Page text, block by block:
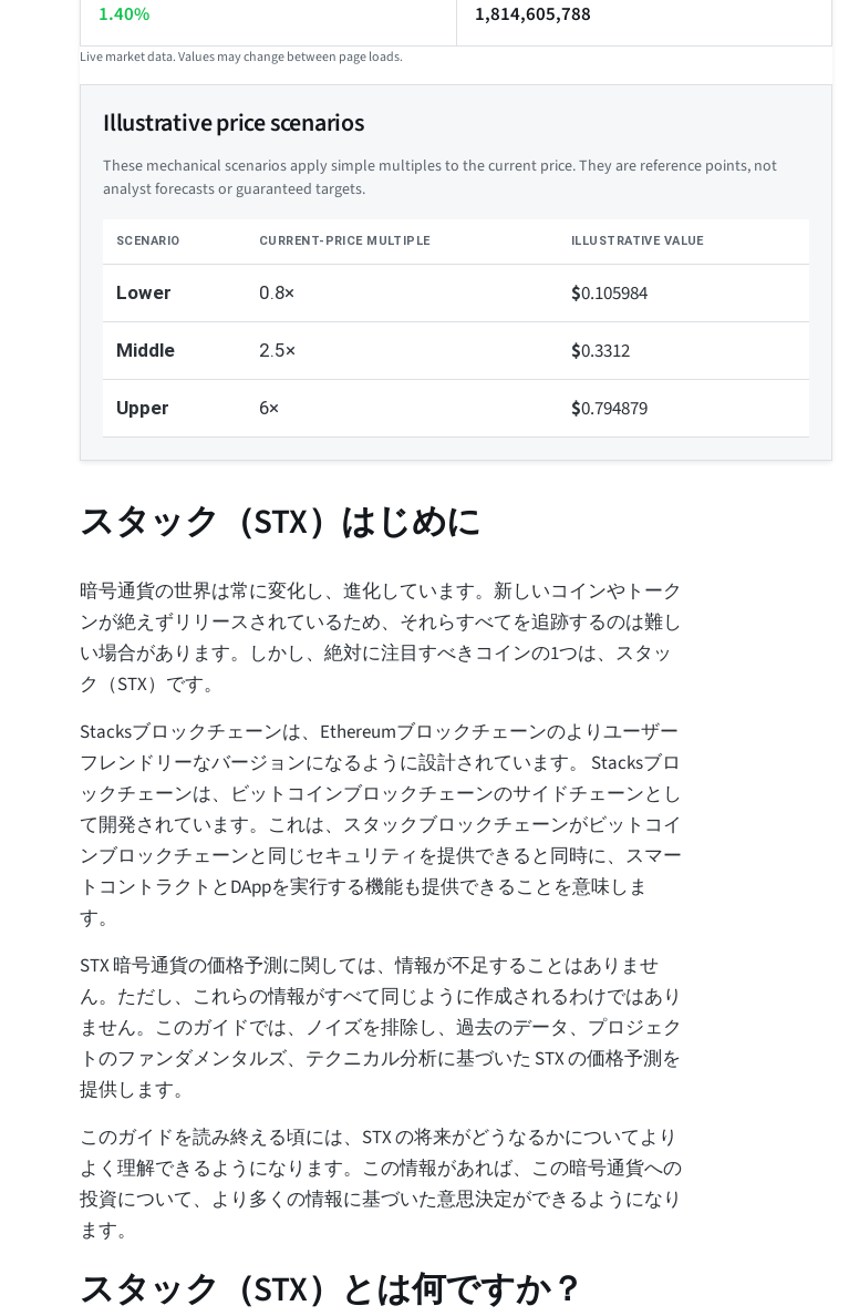
1.40% 1,814,605,788
Live market data. Values may change between page loads.
Illustrative price scenarios
These mechanical scenarios apply simple multiples to the current price. They are reference points, not
analyst forecasts or guaranteed targets.
SCENARIO CURRENT-PRICE MULTIPLE ILLUSTRATIVE VALUE
Lower 0.8× $0.105984
Middle 2.5× $0.3312
Upper 6× $0.794879
スタック（STX）はじめに
暗号通貨の世界は常に変化し、進化しています。新しいコインやトーク
ンが絶えずリリースされているため、それらすべてを追跡するのは難し
い場合があります。しかし、絶対に注目すべきコインの1つは、スタッ
ク（STX）です。
Stacksブロックチェーンは、Ethereumブロックチェーンのよりユーザー
フレンドリーなバージョンになるように設計されています。 Stacksブロ
ックチェーンは、ビットコインブロックチェーンのサイドチェーンとし
て開発されています。これは、スタックブロックチェーンがビットコイ
ンブロックチェーンと同じセキュリティを提供できると同時に、スマー
トコントラクトとDAppを実行する機能も提供できることを意味しま
す。
STX 暗号通貨の価格予測に関しては、情報が不足することはありませ
ん。ただし、これらの情報がすべて同じように作成されるわけではあり
ません。このガイドでは、ノイズを排除し、過去のデータ、プロジェク
トのファンダメンタルズ、テクニカル分析に基づいた STX の価格予測を
提供します。
このガイドを読み終える頃には、STX の将来がどうなるかについてより
よく理解できるようになります。この情報があれば、この暗号通貨への
投資について、より多くの情報に基づいた意思決定ができるようになり
ます。
スタック（STX）とは何ですか？